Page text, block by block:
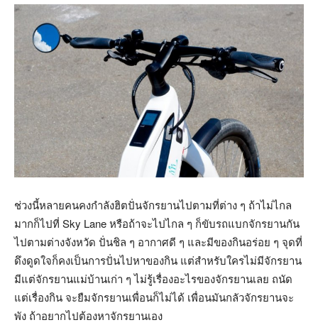
ช่วงนี้หลายคนคงกำลังฮิตปั่นจักรยานไปตามที่ต่าง ๆ ถ้าไม่ไกล
มากก็ไปที่ Sky Lane หรือถ้าจะไปไกล ๆ ก็ขับรถแบกจักรยานกัน
ไปตามต่างจังหวัด ปั่นชิล ๆ อากาศดี ๆ และมีของกินอร่อย ๆ จุดที่
ดึงดูดใจก็คงเป็นการปั่นไปหาของกิน แต่สำหรับใครไม่มีจักรยาน
มีแต่จักรยานแม่บ้านเก่า ๆ ไม่รู้เรื่องอะไรของจักรยานเลย ถนัด
แต่เรื่องกิน จะยืมจักรยานเพื่อนก็ไม่ได้ เพื่อนมันกลัวจักรยานจะ
พัง ถ้าอยากไปต้องหาจักรยานเอง